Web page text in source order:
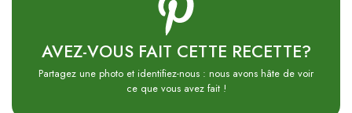
AVEZ-VOUS FAIT CETTE RECETTE?
Partagez une photo et identifiez-nous : nous avons hâte de voir
ce que vous avez fait !